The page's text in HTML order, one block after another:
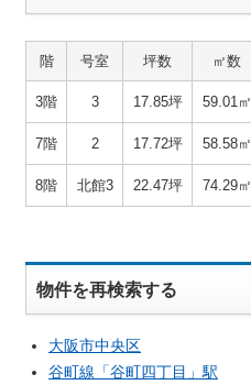
階 号室 坪数 ㎡数
3階 3 17.85坪 59.01㎡
7階 2 17.72坪 58.58㎡
8階 北館3 22.47坪 74.29㎡
物件を再検索する
大阪市中央区
谷町線「谷町四丁目 」駅